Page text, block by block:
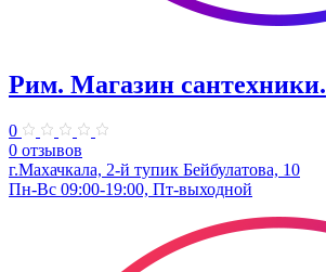
Рим. Магазин сантехники.
0
0 отзывов
г.Махачкала, 2-й тупик Бейбулатова, 10
Пн-Вс 09:00-19:00, Пт-выходной